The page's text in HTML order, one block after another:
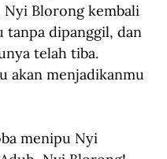
Blorong kembali
tanpa dipanggil, dan
telah tiba.
akan menjadikanmu
menipu Nyi